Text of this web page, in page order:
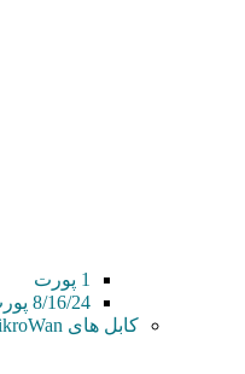
1 پورت
8/16/24 پورت
کابل های MikroWan